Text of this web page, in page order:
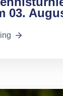
03.